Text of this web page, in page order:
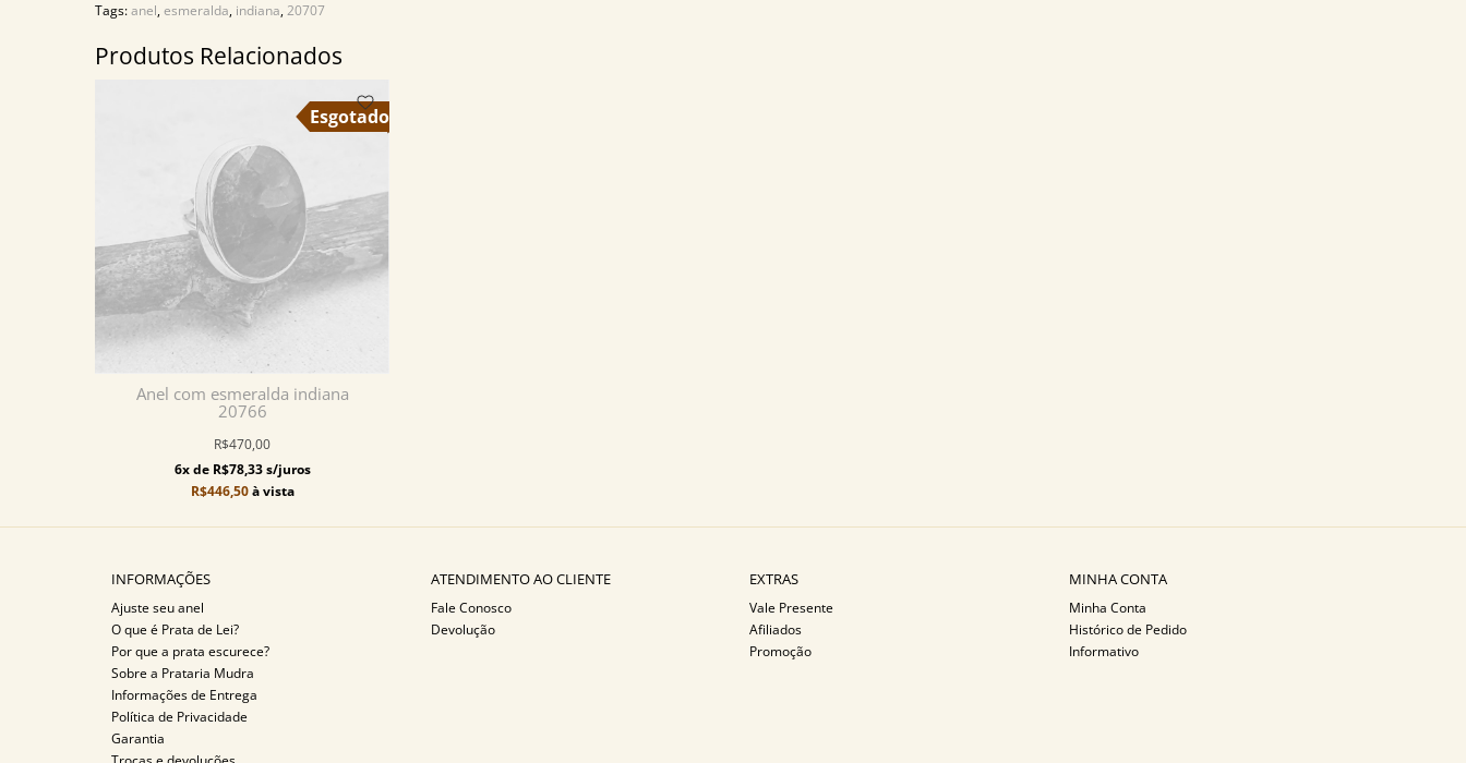
Tags:anel,esmeralda, indiana,20707
Produtos Relacionados
Anel com esmeralda indiana
20766
R$470,00
6x de R$78,33 s/juros
R$446,50à vista
INFORMAÇÕES
Ajuste seu anel
O que é Prata de Lei?
Por que a prata escurece?
Sobre a Prataria Mudra
Informações de Entrega
Política de Privacidade
Garantia
ATENDIMENTO AO CLIENTE
Fale Conosco
Devolução
EXTRAS
Vale Presente
Afiliados
Promoção
MINHA CONTA
Minha Conta
Histórico de Pedido
Informativo